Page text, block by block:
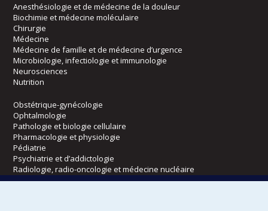
Anesthésiologie et de médecine de la douleur
Biochimie et médecine moléculaire
Chirurgie
Médecine
Médecine de famille et de médecine d’urgence
Microbiologie, infectiologie et immunologie
Neurosciences
Nutrition
Obstétrique-gynécologie
Ophtalmologie
Pathologie et biologie cellulaire
Pharmacologie et physiologie
Pédiatrie
Psychiatrie et d’addictologie
Radiologie, radio-oncologie et médecine nucléaire